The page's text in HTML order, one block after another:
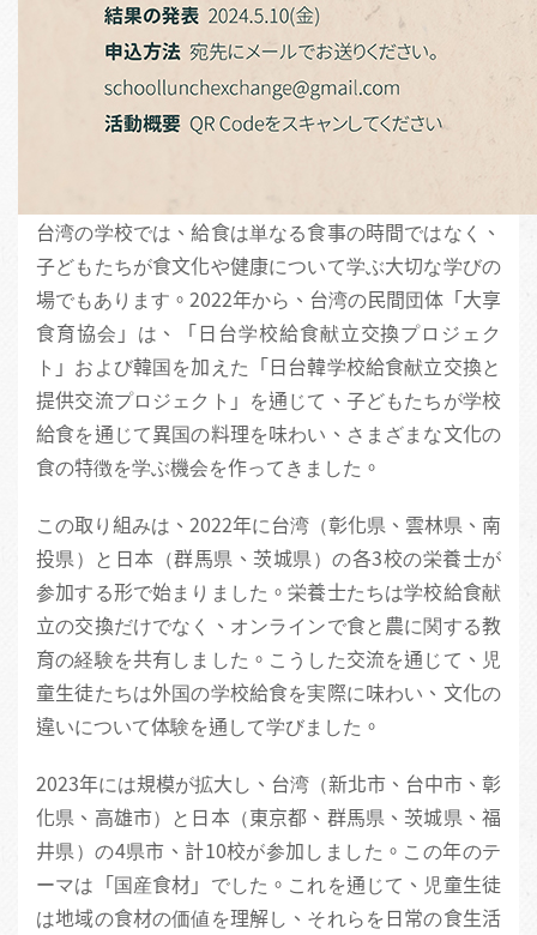
台湾の学校では、給食は単なる食事の時間ではなく、
子どもたちが食文化や健康について学ぶ大切な学びの
場でもあります。2022年から、台湾の民間団体「大享
食育協会」は、「日台学校給食献立交換プロジェク
ト」および韓国を加えた「日台韓学校給食献立交換と
提供交流プロジェクト」を通じて、子どもたちが学校
給食を通じて異国の料理を味わい、さまざまな文化の
食の特徴を学ぶ機会を作ってきました。
この取り組みは、2022年に台湾（彰化県、雲林県、南
投県）と日本（群馬県、茨城県）の各3校の栄養士が
参加する形で始まりました。栄養士たちは学校給食献
立の交換だけでなく、オンラインで食と農に関する教
育の経験を共有しました。こうした交流を通じて、児
童生徒たちは外国の学校給食を実際に味わい、文化の
違いについて体験を通して学びました。
2023年には規模が拡大し、台湾（新北市、台中市、彰
化県、高雄市）と日本（東京都、群馬県、茨城県、福
井県）の4県市、計10校が参加しました。この年のテ
ーマは「国産食材」でした。これを通じて、児童生徒
は地域の食材の価値を理解し、それらを日常の食生活